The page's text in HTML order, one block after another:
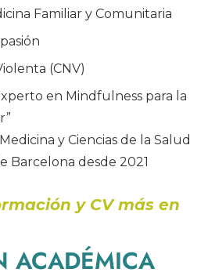
Familiar y Comunitaria
(CNV)
en Mindfulness para la
y Ciencias de la Salud
Barcelona desde 2021
y CV más en
ACADÉMICA